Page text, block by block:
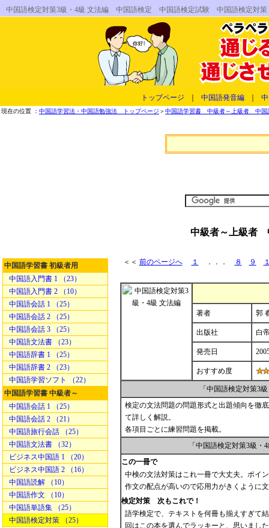
中国語検定対策3級・4級 文法編 中国語検定 中国語検定試験 中国語検定
トップページ 中国語発音編
現在の位置 ： 中国語学習法・中国語勉強法 トップページ ＞中国語学習書 中級者～上級者 中国
中級者～上級者
中国語学習書 初級者用
中国語入門書 1 （23）
中国語入門書 2 （10）
中国語会話 1 （25）
中国語会話 2 （25）
中国語会話 3 （25）
中国語文法書 （23）
中国語辞書 1 （25）
中国語辞書 2 （23）
中国語学習ソフト （22）
中国語学習書 中級者～
中国語会話 1 （25）
中国語会話 2 （21）
中国語旅行会話 （25）
中国語文法書 （32）
ビジネス中国語 1 （20）
ビジネス中国語 2 （16）
中国語読解 （10）
中国語作文 （10）
中国語単語集 （25）
中国語検定対策 （25）
＜＜ 前のページへ １ ．．． ８ ９
著者 郭
出版社 白
発売日
おすすめ度
「中国語検定対策3
検定の文法問題の問題形式と出題傾向を徹
て詳しく解説。
各項目ごとに練習問題を掲載。
「中国語検定対策3級
この一冊で
中検の文法対策はこれ一冊で大丈夫。ポイ
作文の配点が高いので応用力がきくように
検定対策 次もこれで！
語学検定で、テキストを何冊も揃えすぎて
回はこの本を選んでラッキーと、思いまし